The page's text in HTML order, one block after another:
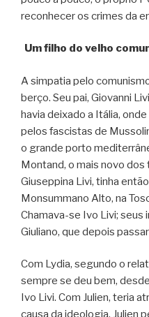
reconhecer os crimes da
Um filho do velho
A simpatia pelo
berço. Seu pai, Giovanni
havia deixado a Itália,
pelos fascistas de
o grande porto
Montand, o mais novo dos
Giuseppina Livi, tinha
Monsummano Alto, na
Chamava-se Ivo Livi; seus
Giuliano, que depois
Com Lydia, segundo o
sempre se deu bem,
Ivo Livi. Com Julien, teria
causa da ideologia. Julien